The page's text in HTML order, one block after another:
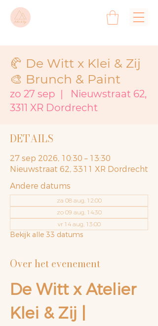
🥐 De Witt x Klei & Zij
🎨 Brunch & Paint
zo 27 sep
  |
Nieuwstraat 62,
3311 XR Dordrecht
DETAILS
27 sep 2026, 10:30 – 13:30
Nieuwstraat 62, 3311 XR Dordrecht
Andere datums
za 08 aug, 12:00
zo 09 aug, 14:30
vr 14 aug, 13:00
Bekijk alle 33 datums
Over het evenement
De Witt x Atelier
Klei & Zij |